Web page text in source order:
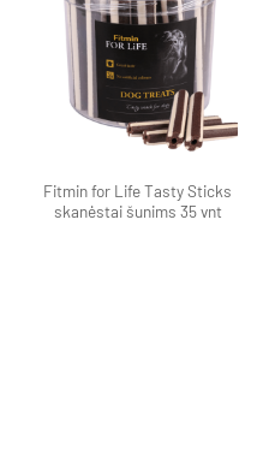
Pamėgti
produktą
Fitmin for Life Tasty Sticks
skanėstai šunims 35 vnt